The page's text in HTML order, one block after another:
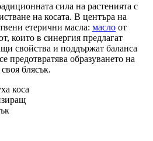
сила на растенията с
на косата. В центъра на
етерични масла: масло от
които в синергия предлагат
свойства и поддържат баланса
предотвратява образуването на
блясък.
коса